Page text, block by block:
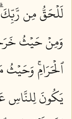
لَلۡحَقُّ مِن رَّبِّكَۗ
وَمِنۡ حَيۡثُ
ٱلۡحَرَامِۚ وَحَيۡثُ
يَكُونَ لِلنَّاسِ